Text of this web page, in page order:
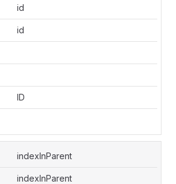
id
id
ID
indexInParent
indexInParent